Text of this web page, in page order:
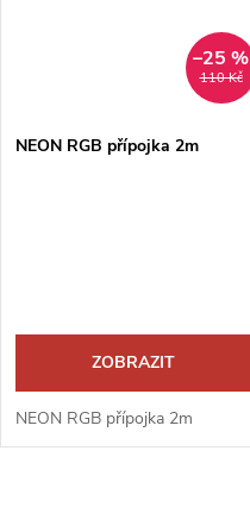
110 Kč
–25 %
NEON RGB přípojka 2m
ZOBRAZIT
NEON RGB přípojka 2m